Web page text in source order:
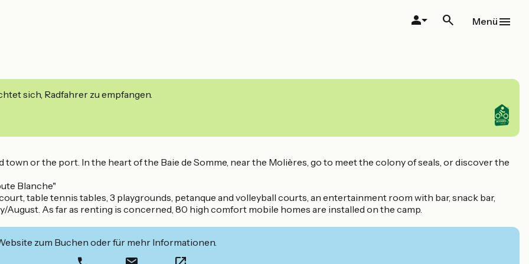
Menü
sich, Radfahrer zu empfangen.
town or the port. In the heart of the Baie de Somme, near the Molières, go to meet the colony of seals, or discover the
Blanche"
table tennis tables, 3 playgrounds, petanque and volleyball courts, an entertainment room with bar, snack bar,
August. As far as renting is concerned, 80 high comfort mobile homes are installed on the camp.
zum Buchen oder für mehr Informationen.